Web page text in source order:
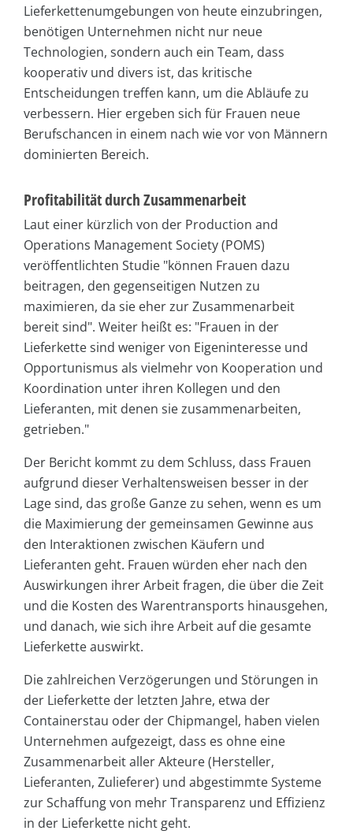
Lieferkettenumgebungen von heute einzubringen,
benötigen Unternehmen nicht nur neue
Technologien, sondern auch ein Team, dass
kooperativ und divers ist, das kritische
Entscheidungen treffen kann, um die Abläufe zu
verbessern. Hier ergeben sich für Frauen neue
Berufschancen in einem nach wie vor von Männern
dominierten Bereich.
Profitabilität durch Zusammenarbeit
Laut einer kürzlich von der Production and
Operations Management Society (POMS)
veröffentlichten Studie "können Frauen dazu
beitragen, den gegenseitigen Nutzen zu
maximieren, da sie eher zur Zusammenarbeit
bereit sind". Weiter heißt es: "Frauen in der
Lieferkette sind weniger von Eigeninteresse und
Opportunismus als vielmehr von Kooperation und
Koordination unter ihren Kollegen und den
Lieferanten, mit denen sie zusammenarbeiten,
getrieben."
Der Bericht kommt zu dem Schluss, dass Frauen
aufgrund dieser Verhaltensweisen besser in der
Lage sind, das große Ganze zu sehen, wenn es um
die Maximierung der gemeinsamen Gewinne aus
den Interaktionen zwischen Käufern und
Lieferanten geht. Frauen würden eher nach den
Auswirkungen ihrer Arbeit fragen, die über die Zeit
und die Kosten des Warentransports hinausgehen,
und danach, wie sich ihre Arbeit auf die gesamte
Lieferkette auswirkt.
Die zahlreichen Verzögerungen und Störungen in
der Lieferkette der letzten Jahre, etwa der
Containerstau oder der Chipmangel, haben vielen
Unternehmen aufgezeigt, dass es ohne eine
Zusammenarbeit aller Akteure (Hersteller,
Lieferanten, Zulieferer) und abgestimmte Systeme
zur Schaffung von mehr Transparenz und Effizienz
in der Lieferkette nicht geht.